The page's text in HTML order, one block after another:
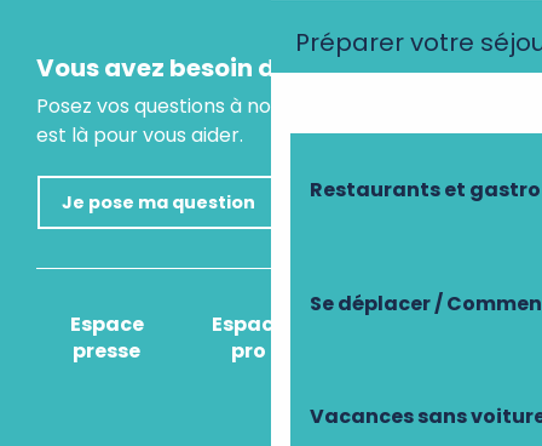
Préparer votre
Restaurants et
Se déplacer /
Vacances sans
Vous avez besoin d'un conseil ?
Posez vos questions à notre assistant virtuel, il
est là pour vous aider.
Je pose ma question
Espace
presse
Espace
pro
Comment venir